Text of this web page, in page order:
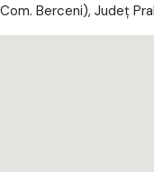
Berceni), Județ